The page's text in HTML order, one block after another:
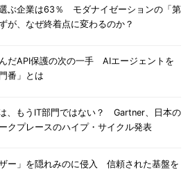
ぶ企業は63％ モダナイゼーションの「第
が、なぜ終着点に変わるのか？
だAPI保護の次の一手 AIエージェントを
番」とは
、もうIT部門ではない？ Gartner、日本の
クプレースのハイプ・サイクル発表
ザー」を隠れみのに侵入 信頼された基盤を